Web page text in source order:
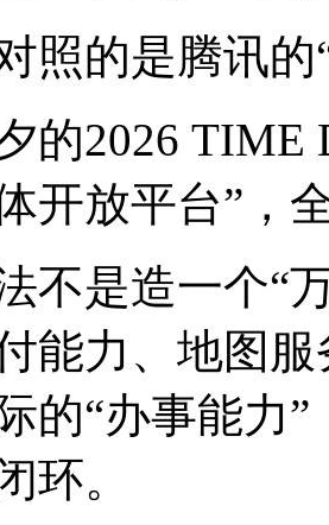
照的是腾讯的
的2026 TIME
开放平台”，
不是造一个“
能力、地图
的“办事能力
环。